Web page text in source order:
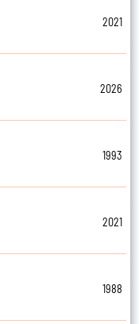
2021
2026
1993
2021
1988